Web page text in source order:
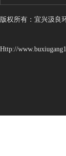
版权所有：宜兴汲良
Http://